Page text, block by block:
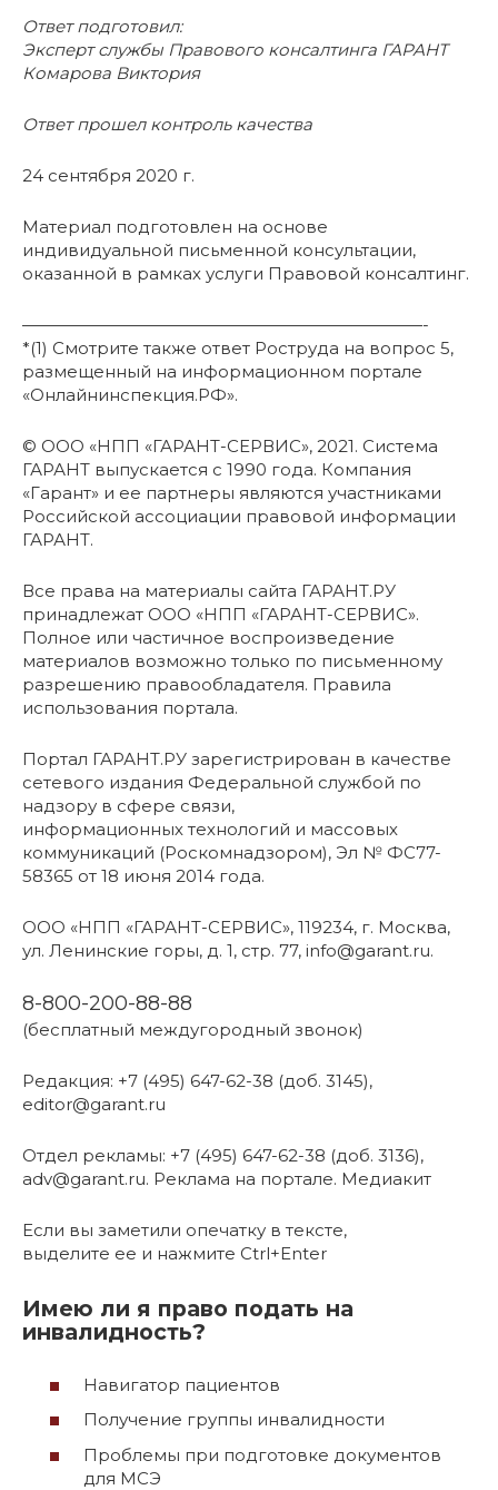
Ответ подготовил:
Эксперт службы Правового консалтинга ГАРАНТ
Комарова Виктория
Ответ прошел контроль качества
24 сентября 2020 г.
Материал подготовлен на основе
индивидуальной письменной консультации,
оказанной в рамках услуги Правовой консалтинг.
————————————————————————-
*(1) Смотрите также ответ Роструда на вопрос 5,
размещенный на информационном портале
«Онлайнинспекция.РФ».
© ООО «НПП «ГАРАНТ-СЕРВИС», 2021. Система
ГАРАНТ выпускается с 1990 года. Компания
«Гарант» и ее партнеры являются участниками
Российской ассоциации правовой информации
ГАРАНТ.
Все права на материалы сайта ГАРАНТ.РУ
принадлежат ООО «НПП «ГАРАНТ-СЕРВИС».
Полное или частичное воспроизведение
материалов возможно только по письменному
разрешению правообладателя. Правила
использования портала.
Портал ГАРАНТ.РУ зарегистрирован в качестве
сетевого издания Федеральной службой по
надзору в сфере связи,
информационных технологий и массовых
коммуникаций (Роскомнадзором), Эл № ФС77-
58365 от 18 июня 2014 года.
ООО «НПП «ГАРАНТ-СЕРВИС», 119234, г. Москва,
ул. Ленинские горы, д. 1, стр. 77, info@garant.ru.
8-800-200-88-88
(бесплатный междугородный звонок)
Редакция: +7 (495) 647-62-38 (доб. 3145),
editor@garant.ru
Отдел рекламы: +7 (495) 647-62-38 (доб. 3136),
adv@garant.ru. Реклама на портале. Медиакит
Если вы заметили опечатку в тексте,
выделите ее и нажмите Ctrl+Enter
Имею ли я право подать на
инвалидность?
Навигатор пациентов
Получение группы инвалидности
Проблемы при подготовке документов
для МСЭ